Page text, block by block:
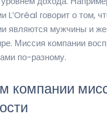
L’Oréal говорит о том,
являются мужчины и
Миссия компании
по-разному.
компании